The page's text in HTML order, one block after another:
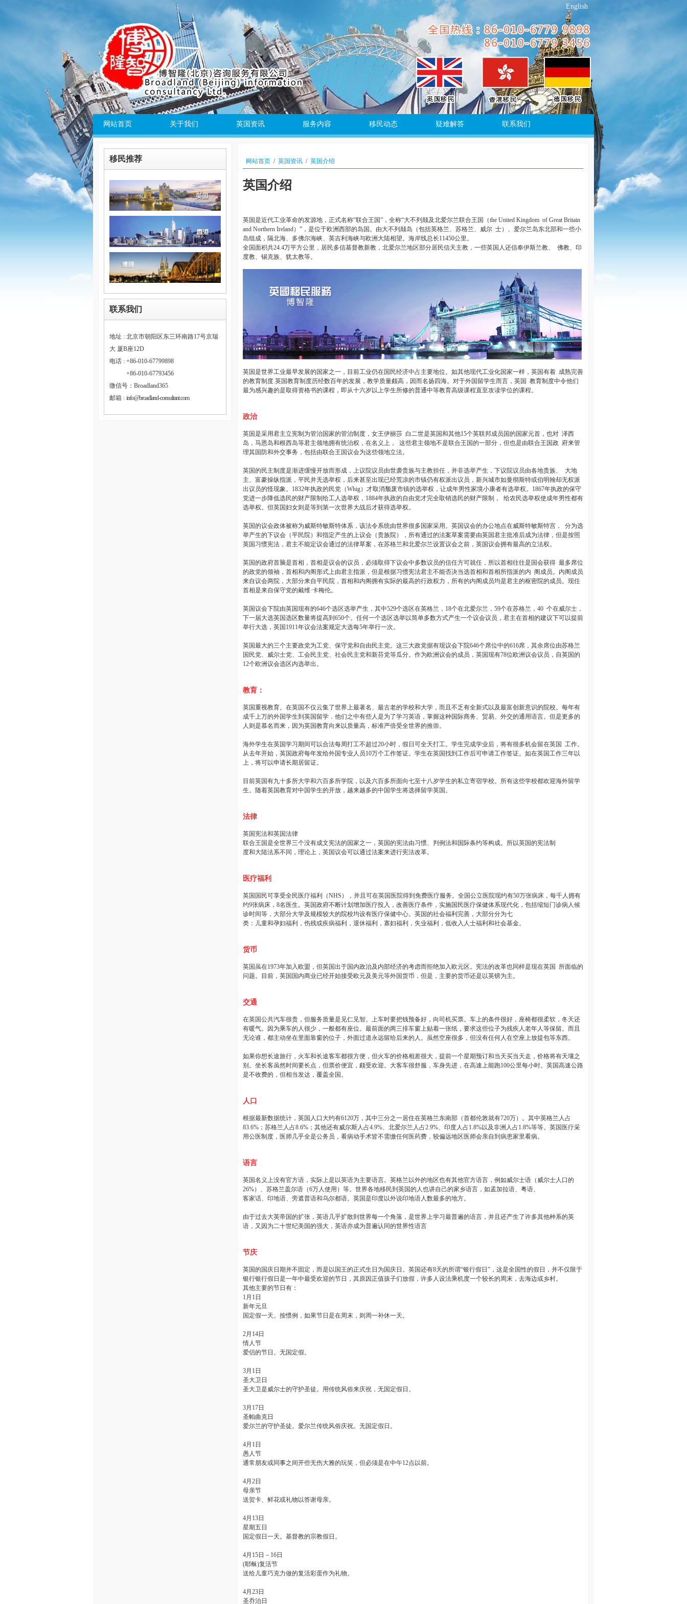
English
网站首页 关于我们 英国资讯 服务内容 移民动态 疑难解答 联系我们
移民推荐
联系我们
地址 : 北京市朝阳区东三环南路17号京瑞
大 厦B座12D
电话 : +86-010-67799898
+86-010-67793456
微信号：Broadland365
邮箱 : info@broadland-consultant.com
网站首页 / 英国资讯 / 英国介绍
英国介绍
英国是近代工业革命的发源地，正式名称“联合王国”，全称“大不列颠及北爱尔兰联合王国（the United Kingdom of Great Britain
and Northern Ireland）”，是位于欧洲西部的岛国。由大不列颠岛（包括英格兰、苏格兰、威尔 士）、爱尔兰岛东北部和一些小
岛组成，隔北海、多佛尔海峡、英吉利海峡与欧洲大陆相望。海岸线总长11450公里。
全国面积共24.4万平方公里，居民多信基督教新教，北爱尔兰地区部分居民信天主教，一些英国人还信奉伊斯兰教、
佛教、印
度教、锡克族、犹太教等。
英国是世界工业最早发展的国家之一，目前工业仍在国民经济中占主要地位。如其他现代工业化国家一样，英国有着 成熟完善
的教育制度 英国教育制度历经数百年的发展，教学质量颇高，因而名扬四海。对于外国留学生而言，英国 教育制度中令他们
最为感兴趣的是取得资格书的课程，即从十六岁以上学生所修的普通中等教育高级课程直至攻读学位的课程。
政治
英国是采用君主立宪制为管治国家的管治制度，女王伊丽莎 白二世是英国和其他15个英联邦成员国的国家元首，也对 泽西
岛，马恩岛和根西岛等君主领地拥有统治权，在名义上，
这些君主领地不是联合王国的一部分，但也是由联合王国政 府来管
理其国防和外交事务，包括由联合王国议会为这些领地立法。
英国的民主制度是渐进缓慢开放而形成，上议院议员由世袭贵族与主教担任，并非选举产生，下议院议员由各地贵族、
大地
主、富豪操纵指派，平民并无选举权，后来甚至出现已经荒凉的市镇仍有权派出议员，新兴城市如曼彻斯特或伯明翰却无权派
出议员的怪现象。 1832年执政的民党（Whig）才取消颓废市镇的选举权，让成年男性家境小康者有选举权。 1867年执政的保守
党进一步降低选民的财产限制给工人选举权， 1884年执政的自由党才完全取销选民的财产限制，
给农民选举权使成年男性都有
选举权。但英国妇女则是等到第一次世界大战后才获得选举权。
英国的议会政体被称为威斯特敏斯特体系，该法令系统由世界很多国家采用。英国议会的办公地点在威斯特敏斯特宫，
分为选
举产生的下议会（平民院）和指定产生的上议会（贵族院），所有通过的法案草案需要由英国君主批准后成为法律，但是按照
英国习惯宪法，君主不能定议会通过的法律草案，在苏格兰和北爱尔兰设置议会之前，英国议会拥有最高的立法权。
英国的政府首脑是首相，首相是议会的议员，必须取得下议会中多数议员的信任方可就任，所以首相往往是国会获得 最多席位
的政党的领袖，首相和内阁形式上由君主指派，但是根据习惯宪法君主不能否决当选首相和首相所指派的内 阁成员。内阁成员
来自议会两院，大部分来自平民院，首相和内阁拥有实际的最高的行政权力，所有的内阁成员均是君主的枢密院的成员。现任
首相是来自保守党的戴维·卡梅伦。
英国议会下院由英国现有的646个选区选举产生，其中529个选区在英格兰， 18个在北爱尔兰， 59个在苏格兰， 40 个在威尔士，
下一届大选英国选区数量将提高到650个。任何一个选区选举以简单多数方式产生一个议会议员，君主在首相的建议下可以提前
举行大选，英国1911年议会法案规定大选每5年举行一次。
英国最大的三个主要政党为工党、保守党和自由民主党。这三大政党据有现议会下院646个席位中的616席，其余席位由苏格兰
国民党、威尔士党、工会民主党、社会民主党和新芬党等瓜分。作为欧洲议会的成员，英国现有78位欧洲议会议员，自英国的
12个欧洲议会选区内选举出。
教育：
英国重视教育。在英国不仅云集了世界上最著名、最古老的学校和大学，而且不乏有全新式以及最富创新意识的院校。每年有
成千上万的外国学生到英国留学．他们之中有些人是为了学习英语，掌握这种国际商务、贸易、外交的通用语言。但是更多的
人则是慕名而来，因为英国教育向来以质量高，标准严倍受全世界的推崇。
海外学生在英国学习期间可以合法每周打工不超过20小时，假日可全天打工。学生完成学业后，将有很多机会留在英国 工作。
从去年开始，英国政府每年发给外国专业人员10万个工作签证。学生在英国找到工作后可申请工作签证。如在英国工作三年以
上，将可以申请长期居留证。
目前英国有九十多所大学和六百多所学院，以及六百多所面向七至十八岁学生的私立寄宿学校。所有这些学校都欢迎海外留学
生。随着英国教育对中国学生的开放，越来越多的中国学生将选择留学英国。
法律
英国宪法和英国法律
联合王国是全世界三个没有成文宪法的国家之一，英国的宪法由习惯、判例法和国际条约等构成。所以英国的宪法制
度和大陆法系不同，理论上，英国议会可以通过法案来进行宪法改革。
医疗福利
英国国民可享受全民医疗福利（NHS ），并且可在英国医院得到免费医疗服务。全国公立医院现约有50万张病床，每千人拥有
约9张病床， 8名医生。英国政府不断计划增加医疗投入，改善医疗条件，实施国民医疗保健体系现代化，包括缩短门诊病人候
诊时间等，大部分大学及规模较大的院校均设有医疗保健中心。英国的社会福利完善，大部分分为七
类：儿童和孕妇福利，伤残或疾病福利，退休福利，寡妇福利，失业福利，低收入人士福利和社会基金。
货币
英国虽在1973年加入欧盟，但英国出于国内政治及内部经济的考虑而拒绝加入欧元区。宪法的改革也同样是现在英国
所面临的
问题。目前，英国国内商业已经开始接受欧元及美元等外国货币，但是，主要的货币还是以英镑为主。
交通
在英国公共汽车很贵，但服务质量是见仁见智。上车时要把钱预备好，向司机买票。车上的条件很好，座椅都很柔软，冬天还
有暖气。因为乘车的人很少，一般都有座位。最前面的两三排车窗上贴着一张纸，要求这些位子为残疾人老年人等保留。而且
无论谁，都主动坐在里面靠窗的位子，外面过道永远留给后来的人。虽然空座很多，但没有任何人在空座上放提包等东西。
如果你想长途旅行，火车和长途客车都很方便，但火车的价格相差很大，提前一个星期预订和当天买当天走，价格将有天壤之
别。坐长客虽然时间要长点，但票价便宜，颇受欢迎。大客车很舒服，车身先进，在高速上能跑100公里每小时。英国高速公路
是不收费的，但相当发达，覆盖全国。
人口
根据最新数据统计，英国人口大约有6120万，其中三分之一居住在英格兰东南部（首都伦敦就有720万）。其中英格兰人占
83.6% ；苏格兰人占8.6% ；其他还有威尔斯人占4.9%、北爱尔兰人占2.9%、印度人占1.8%以及非洲人占1.8%等等。英国医疗采
用公医制度，医师几乎全是公务员，看病动手术皆不需缴任何医药费，较偏远地区医师会亲自到病患家里看病。
语言
英国名义上没有官方语，实际上是以英语为主要语言。英格兰以外的地区也有其他官方语言，例如威尔士语（威尔士人口的
26%）、苏格兰盖尔语（6万人使用）等。世界各地移民到英国的人也讲自己的家乡语言，如孟加拉语、粤语、
客家话、印地语、旁遮普语和乌尔都语。英国是印度以外说印地语人数最多的地方。
由于过去大英帝国的扩张，英语几乎扩散到世界每一个角落，是世界上学习最普遍的语言，并且还产生了许多其他种系的英
语，又因为二十世纪美国的强大，英语亦成为普遍认同的世界性语言
节庆
英国的国庆日期并不固定，而是以国王的正式生日为国庆日。英国还有8天的所谓“银行假日”，这是全国性的假日，并不仅限于
银行银行假日是一年中最受欢迎的节日，其原因正值孩子们放假，许多人设法乘机度一个较长的周末，去海边或乡村。
其他主要的节日有：
1月 1 日
新年元旦
国定假一天。按惯例，如果节日是在周末，则周一补休一天。
2月 14日
情人节
爱侣的节日。无国定假。
3月 1 日
圣大卫日
圣大卫是威尔士的守护圣徒。用传统风俗来庆祝，无国定假日。
3月 17日
圣帕曲克日
爱尔兰的守护圣徒。爱尔兰传统风俗庆祝。无国定假日。
4月 1 日
愚人节
通常朋友或同事之间开些无伤大雅的玩笑，但必须是在中午12点以前。
4月 2日
母亲节
送贺卡、鲜花或礼物以答谢母亲。
4月 13日
星期五日
国定假日一天。基督教的宗教假日。
4月 15日－ 16日
(耶稣)复活节
送给儿童巧克力做的复活彩蛋作为礼物。
4月 23日
圣乔治日